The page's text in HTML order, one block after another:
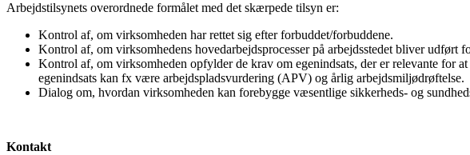
Arbejdstilsynets overordnede formålet med det skærpede tilsyn er:
Kontrol af, om virksomheden har rettet sig efter forbuddet/forbuddene.
Kontrol af, om virksomhedens hovedarbejdsprocesser på arbejdsstedet bliver udført
Kontrol af, om virksomheden opfylder de krav om egenindsats, der er relevante for
egenindsats kan fx være arbejdspladsvurdering (APV) og årlig arbejdsmiljødrøftelse.
Dialog om, hvordan virksomheden kan forebygge væsentlige sikkerheds- og
Kontakt